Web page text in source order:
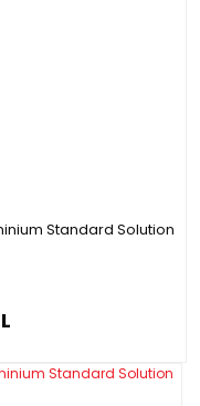
Standard Solution